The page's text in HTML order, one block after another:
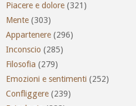
Piacere e dolore (321)
Mente (303)
Appartenere (296)
Inconscio (285)
Filosofia (279)
Emozioni e sentimenti (252)
Confliggere (239)